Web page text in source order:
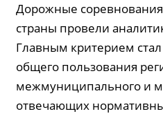
Дорожные
страны провели
Главным критерием
общего пользования
межмуниципального и
отвечающих